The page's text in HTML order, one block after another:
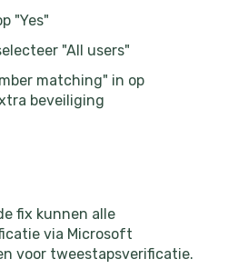
"Yes"
"All users"
matching" in op
beveiliging
fix kunnen alle
via Microsoft
voor tweestapsverificatie.